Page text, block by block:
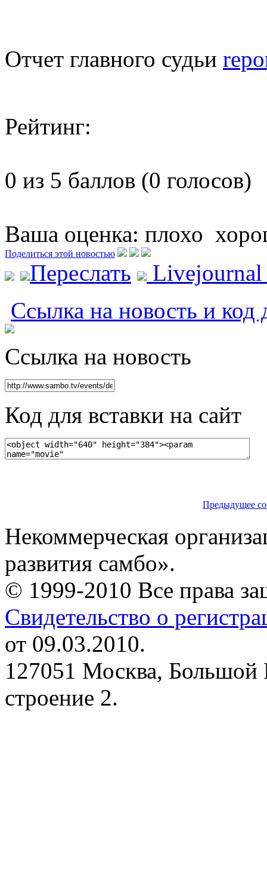
Отчет главного судьи
Рейтинг:
0 из 5 баллов (0 голосов)
Ваша оценка: плохо
Поделиться этой новостью
Переслать
Ссылка на новость и код
Ссылка на новость
Код для вставки на сайт
Предыдущее
Некоммерческая
развития самбо».
© 1999-2010 Все права
Свидетельство о
от 09.03.2010.
127051 Москва, Большой
строение 2.